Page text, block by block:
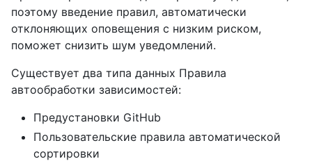
поэтому введение правил, автоматически
отклоняющих оповещения с низким риском,
поможет снизить шум уведомлений.
Существует два типа данных Правила
автообработки зависимостей:
Предустановки GitHub
Пользовательские правила автоматической
сортировки